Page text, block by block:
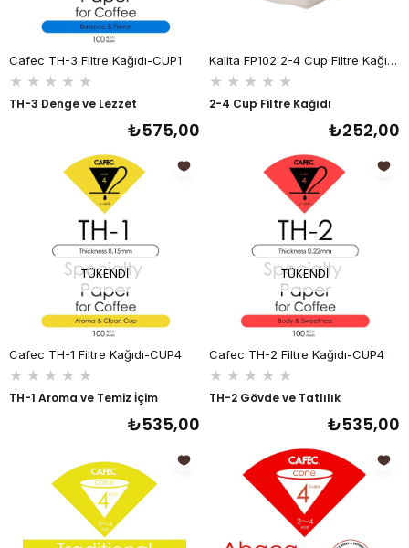
Cafec TH-3 Filtre Kağıdı-CUP1
★ ★ ★ ★ ★
TH-3 Denge ve Lezzet
₺575,00
Kalita FP102 2-4 Cup Filtre Kağıdı, 100 Adet
★ ★ ★ ★ ★
2-4 Cup Filtre Kağıdı
₺252,00
TÜKENDI
Cafec TH-1 Filtre Kağıdı-CUP4
★ ★ ★ ★ ★
TH-1 Aroma ve Temiz İçim
₺535,00
TÜKENDI
Cafec TH-2 Filtre Kağıdı-CUP4
★ ★ ★ ★ ★
TH-2 Gövde ve Tatlılık
₺535,00